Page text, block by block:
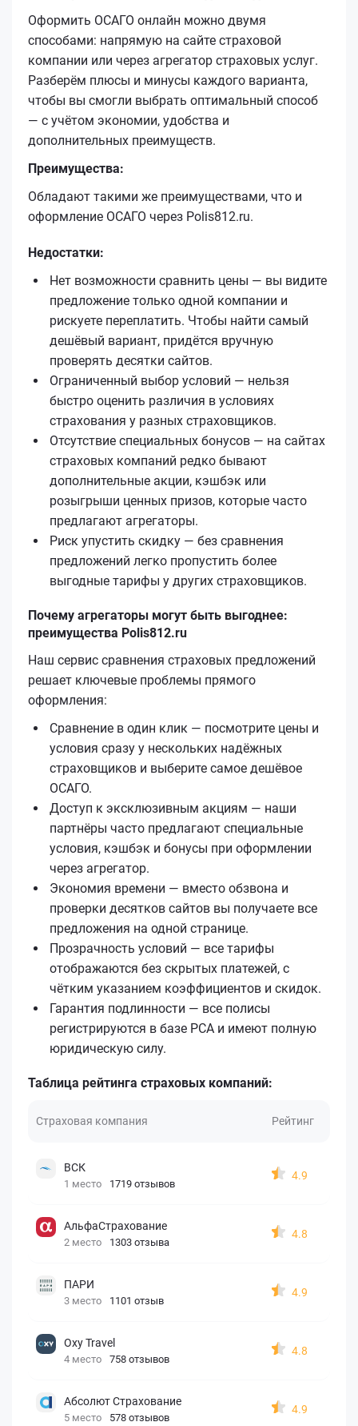
Оформить ОСАГО онлайн можно двумя
способами: напрямую на сайте страховой
компании или через агрегатор страховых услуг.
Разберём плюсы и минусы каждого варианта,
чтобы вы смогли выбрать оптимальный способ
— с учётом экономии, удобства и
дополнительных преимуществ.
Преимущества:
Обладают такими же преимуществами, что и
оформление ОСАГО через Polis812.ru.
Недостатки:
Нет возможности сравнить цены — вы видите
предложение только одной компании и
рискуете переплатить. Чтобы найти самый
дешёвый вариант, придётся вручную
проверять десятки сайтов.
Ограниченный выбор условий — нельзя
быстро оценить различия в условиях
страхования у разных страховщиков.
Отсутствие специальных бонусов — на сайтах
страховых компаний редко бывают
дополнительные акции, кэшбэк или
розыгрыши ценных призов, которые часто
предлагают агрегаторы.
Риск упустить скидку — без сравнения
предложений легко пропустить более
выгодные тарифы у других страховщиков.
Почему агрегаторы могут быть выгоднее:
преимущества Polis812.ru
Наш сервис сравнения страховых предложений
решает ключевые проблемы прямого
оформления:
Сравнение в один клик — посмотрите цены и
условия сразу у нескольких надёжных
страховщиков и выберите самое дешёвое
ОСАГО.
Доступ к эксклюзивным акциям — наши
партнёры часто предлагают специальные
условия, кэшбэк и бонусы при оформлении
через агрегатор.
Экономия времени — вместо обзвона и
проверки десятков сайтов вы получаете все
предложения на одной странице.
Прозрачность условий — все тарифы
отображаются без скрытых платежей, с
чётким указанием коэффициентов и скидок.
Гарантия подлинности — все полисы
регистрируются в базе РСА и имеют полную
юридическую силу.
Таблица рейтинга страховых компаний:
Страховая компания Рейтинг
ВСК
1 место 1719 отзывов
4.9
АльфаСтрахование
2 место 1303 отзыва
4.8
ПАРИ
3 место 1101 отзыв
4.9
Oxy Travel
4 место 758 отзывов
4.8
Абсолют Страхование
5 место 578 отзывов
4.9